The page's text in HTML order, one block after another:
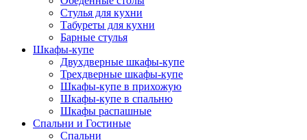
Стулья для кухни
Табуреты для кухни
Барные стулья
Шкафы-купе
Двухдверные шкафы-купе
Трехдверные шкафы-купе
Шкафы-купе в прихожую
Шкафы-купе в спальню
Шкафы распашные
Спальни и Гостиные
Спальни